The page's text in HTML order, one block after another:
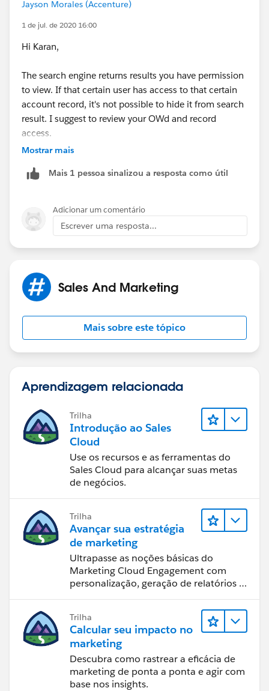
Jayson Morales (Accenture)
1 de jul. de 2020 16:00
Hi Karan,
The search engine returns results you have permission
to view. If that certain user has access to that certain
account record, it's not possible to hide it from search
result. I suggest to review your OWd and record
access.
Jayson
Mostrar mais
Mais 1 pessoa sinalizou a resposta como útil
Adicionar um comentário
Escrever uma resposta...
Sales And Marketing
Mais sobre este tópico
Aprendizagem relacionada
Trilha
Introdução ao Sales
Cloud
Use os recursos e as ferramentas do
Sales Cloud para alcançar suas metas
de negócios.
Trilha
Avançar sua estratégia
de marketing
Ultrapasse as noções básicas do
Marketing Cloud Engagement com
personalização, geração de relatórios e
Trilha
Calcular seu impacto no
marketing
Descubra como rastrear a eficácia de
marketing de ponta a ponta e agir com
base nos insights.